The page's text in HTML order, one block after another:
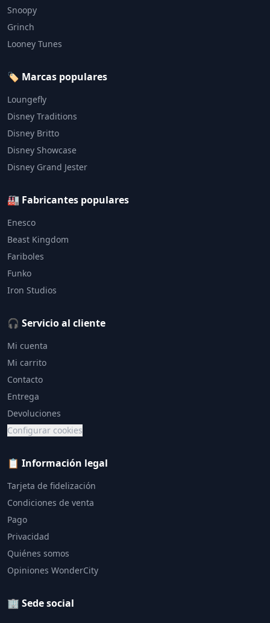
Snoopy
Grinch
Looney Tunes
🏷️ Marcas populares
Loungefly
Disney Traditions
Disney Britto
Disney Showcase
Disney Grand Jester
🏭 Fabricantes populares
Enesco
Beast Kingdom
Fariboles
Funko
Iron Studios
🎧 Servicio al cliente
Mi cuenta
Mi carrito
Contacto
Entrega
Devoluciones
Configurar cookies
📋 Información legal
Tarjeta de fidelización
Condiciones de venta
Pago
Privacidad
Quiénes somos
Opiniones WonderCity
🏢 Sede social